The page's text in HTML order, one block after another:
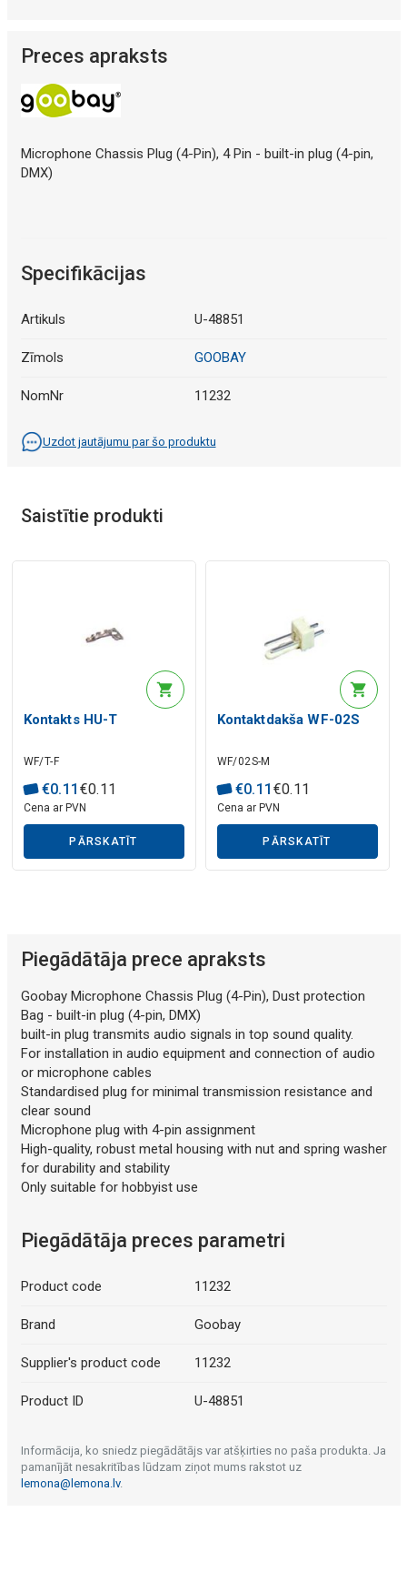
Preces apraksts
Microphone Chassis Plug (4-Pin), 4 Pin - built-in plug (4-pin,
DMX)
Specifikācijas
Artikuls U-48851
Zīmols GOOBAY
NomNr 11232
Uzdot jautājumu par šo produktu
Saistītie produkti
Kontakts HU-T
WF/T-F
€0.11 €0.11
Cena ar PVN
PĀRSKATĪT
Kontaktdakša WF-02S
WF/02S-M
€0.11 €0.11
Cena ar PVN
PĀRSKATĪT
Piegādātāja prece apraksts
Goobay Microphone Chassis Plug (4-Pin), Dust protection
Bag - built-in plug (4-pin, DMX)
built-in plug transmits audio signals in top sound quality.
For installation in audio equipment and connection of audio
or microphone cables
Standardised plug for minimal transmission resistance and
clear sound
Microphone plug with 4-pin assignment
High-quality, robust metal housing with nut and spring washer
for durability and stability
Only suitable for hobbyist use
Piegādātāja preces parametri
Product code 11232
Brand Goobay
Supplier's product code 11232
Product ID U-48851
Informācija, ko sniedz piegādātājs var atšķirties no paša produkta. Ja
pamanījāt nesakritības lūdzam ziņot mums rakstot uz
lemona@lemona.lv.